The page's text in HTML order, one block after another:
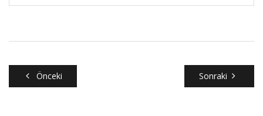
Önceki Sonraki